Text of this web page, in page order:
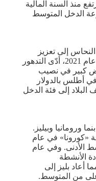
منذ السنة المالية
الدخل المتوسط
إلى تعزيز
الناتج المحلي ‏الإجمالي لزامبيا في عام 2021، أدّى التدهور
كبير في نصيب
أطلس ‏بالدولار
البلاد إلى فئة الدخل
ورومانيا وبيليز.‏
«كورونا» في عام
الأدنى. وفي عام
الأنشطة
أعاد بليز إلى
من المتوسط.‏